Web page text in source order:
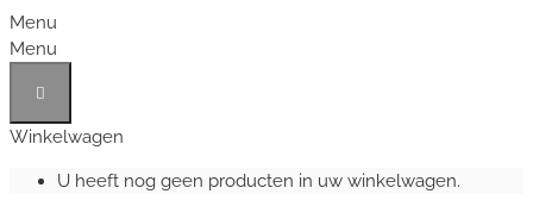
Menu
Menu
Winkelwagen
U heeft nog geen producten in uw winkelwagen.